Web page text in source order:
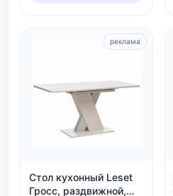
Стол кухонный Leset
Гросс, раздвижной,
реклама